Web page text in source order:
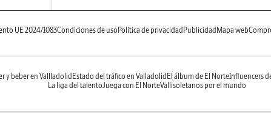
UE 2024/1083Condiciones de uso Política de privacidad Publicidad Mapa web
y beber en Vallladolid Estado del tráfico en Valladolid El álbum de El NorteInfluencers
La liga del talentoJuega con El NorteVallisoletanos por el mundo